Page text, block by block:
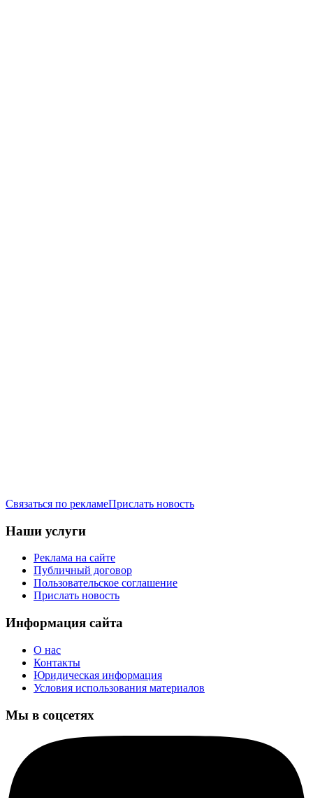
Связаться по рекламеПрислать новость
Наши услуги
Реклама на сайте
Публичный договор
Пользовательское соглашение
Прислать новость
Информация сайта
О нас
Контакты
Юридическая информация
Условия использования материалов
Мы в соцсетях